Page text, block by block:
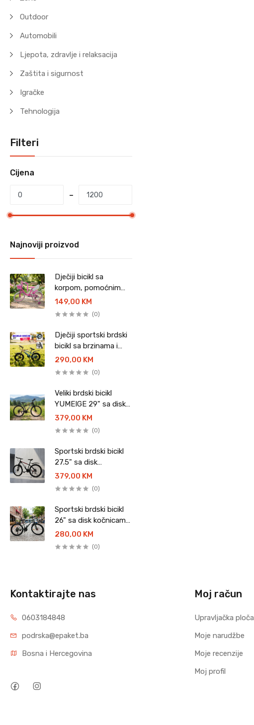
Outdoor
Automobili
Ljepota, zdravlje i relaksacija
Zaštita i sigurnost
Igračke
Tehnologija
Filteri
Cijena
Najnoviji proizvod
Dječiji bicikl sa
korpom, pomoćnim
točkovima i sjedalicom
za lutke - 20"
149,00 KM
(0)
Dječiji sportski brdski
bicikl sa brzinama i
disk kočnicama - 20"
290,00 KM
(0)
Veliki brdski bicikl
YUMEIGE 29" sa disk
kočnicama
379,00 KM
(0)
Sportski brdski bicikl
27.5" sa disk
kočnicama - YUMEIGE
379,00 KM
(0)
Sportski brdski bicikl
26" sa disk kočnicama
- GEMMA
280,00 KM
(0)
Kontaktirajte nas
0603184848
podrska@epaket.ba
Bosna i Hercegovina
Moj račun
Upravljačka ploča
Moje narudžbe
Moje recenzije
Moj profil